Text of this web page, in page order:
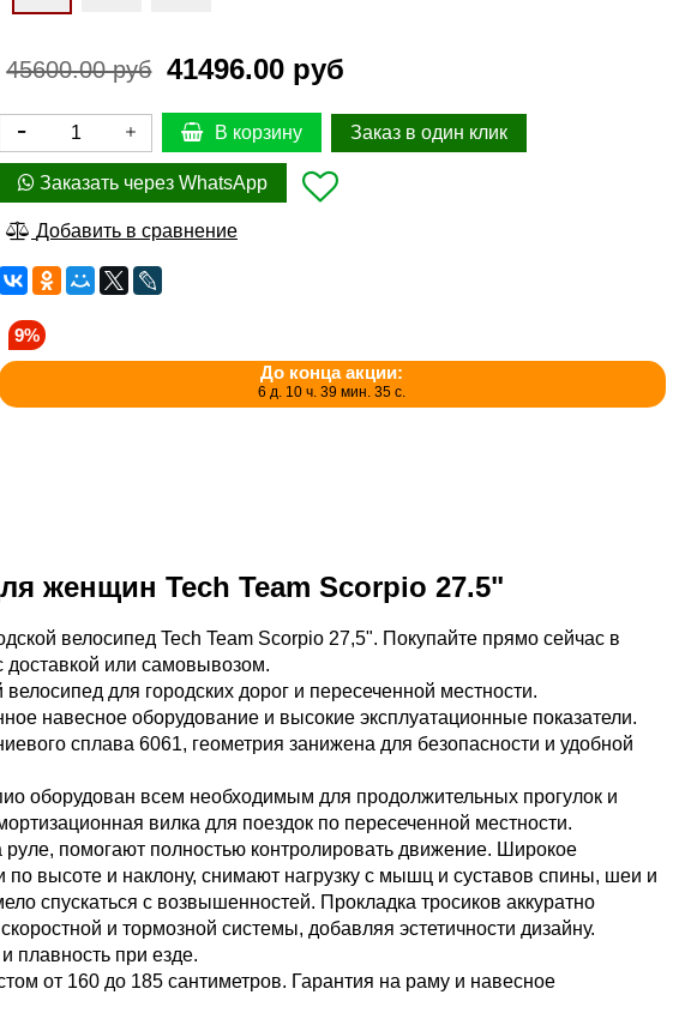
45600.00 руб 41496.00 руб
В корзину Заказ в один клик
Заказать через WhatsApp
Добавить в сравнение
9%
До конца акции:
6 д. 10 ч. 39 мин. 35 с.
женщин Tech Team Scorpio 27.5"
велосипед Tech Team Scorpio 27,5". Покупайте прямо сейчас в
или самовывозом.
для городских дорог и пересеченной местности.
навесное оборудование и высокие эксплуатационные показатели.
сплава 6061, геометрия занижена для безопасности и удобной
оборудован всем необходимым для продолжительных прогулок и
вилка для поездок по пересеченной местности.
помогают полностью контролировать движение. Широкое
высоте и наклону, снимают нагрузку с мышц и суставов спины, шеи и
спускаться с возвышенностей. Прокладка тросиков аккуратно
и тормозной системы, добавляя эстетичности дизайну.
плавность при езде.
от 160 до 185 сантиметров. Гарантия на раму и навесное